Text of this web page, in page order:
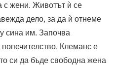
с жени. Животът ѝ се
дело, за да ѝ отнеме
сина им. Започва
Клеманс е
си да бъде свободна жена